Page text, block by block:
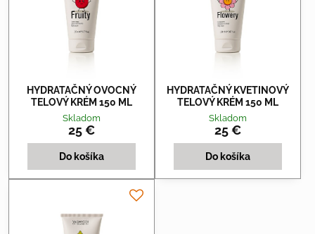
HYDRATAČNÝ OVOCNÝ
TELOVÝ KRÉM 150 ML
Skladom
25 €
Do košíka
HYDRATAČNÝ KVETINOVÝ
TELOVÝ KRÉM 150 ML
Skladom
25 €
Do košíka